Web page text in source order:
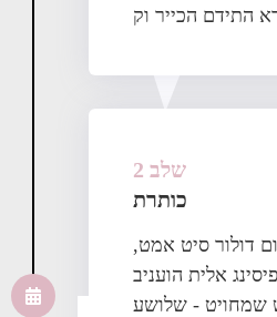
שלב 2
כותרת
דולור סיט אמט,
אלית הועניב
שמחויט - שלושע